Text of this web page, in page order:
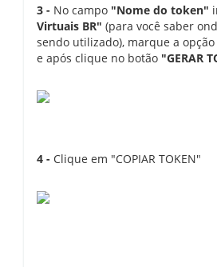
3 - No campo "Nome do token"
Virtuais BR" (para você saber
sendo utilizado), marque a opção
e após clique no botão "GERAR
4 - Clique em "COPIAR TOKEN"